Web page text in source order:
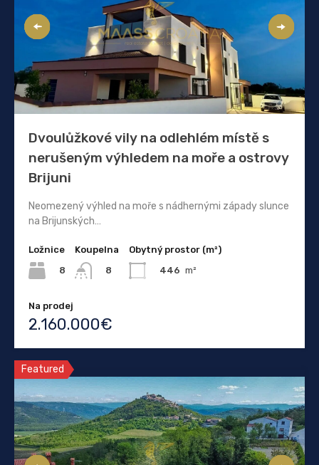
Dvoulůžkové vily na odlehlém místě s
nerušeným výhledem na moře a ostrovy
Brijuni
Neomezený výhled na moře s nádhernými západy slunce
na Brijunských…
Ložnice
8
Koupelna
8
Obytný prostor (m²)
446 m²
Na prodej
2.160.000€
Featured